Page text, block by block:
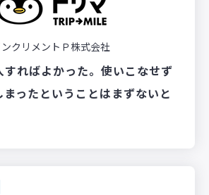
クリメントＰ株式会社
すればよかった。使いこなせず
ったということはまずないと